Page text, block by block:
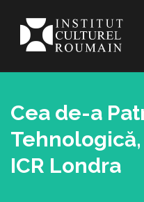
Cea de-a
ICR Londra